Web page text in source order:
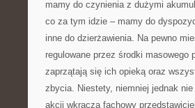
mamy do czynienia z dużymi
co za tym idzie – mamy do
inne do dzierżawienia. Na pewno
regulowane przez środki
zaprzątają się ich opieką oraz
zbycia. Niestety, niemniej jednak
akcji wkracza fachowy